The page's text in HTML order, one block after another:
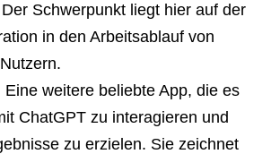
Schwerpunkt liegt hier auf der
in den Arbeitsablauf von
Eine weitere beliebte App, die es
ChatGPT zu interagieren und
zu erzielen. Sie zeichnet